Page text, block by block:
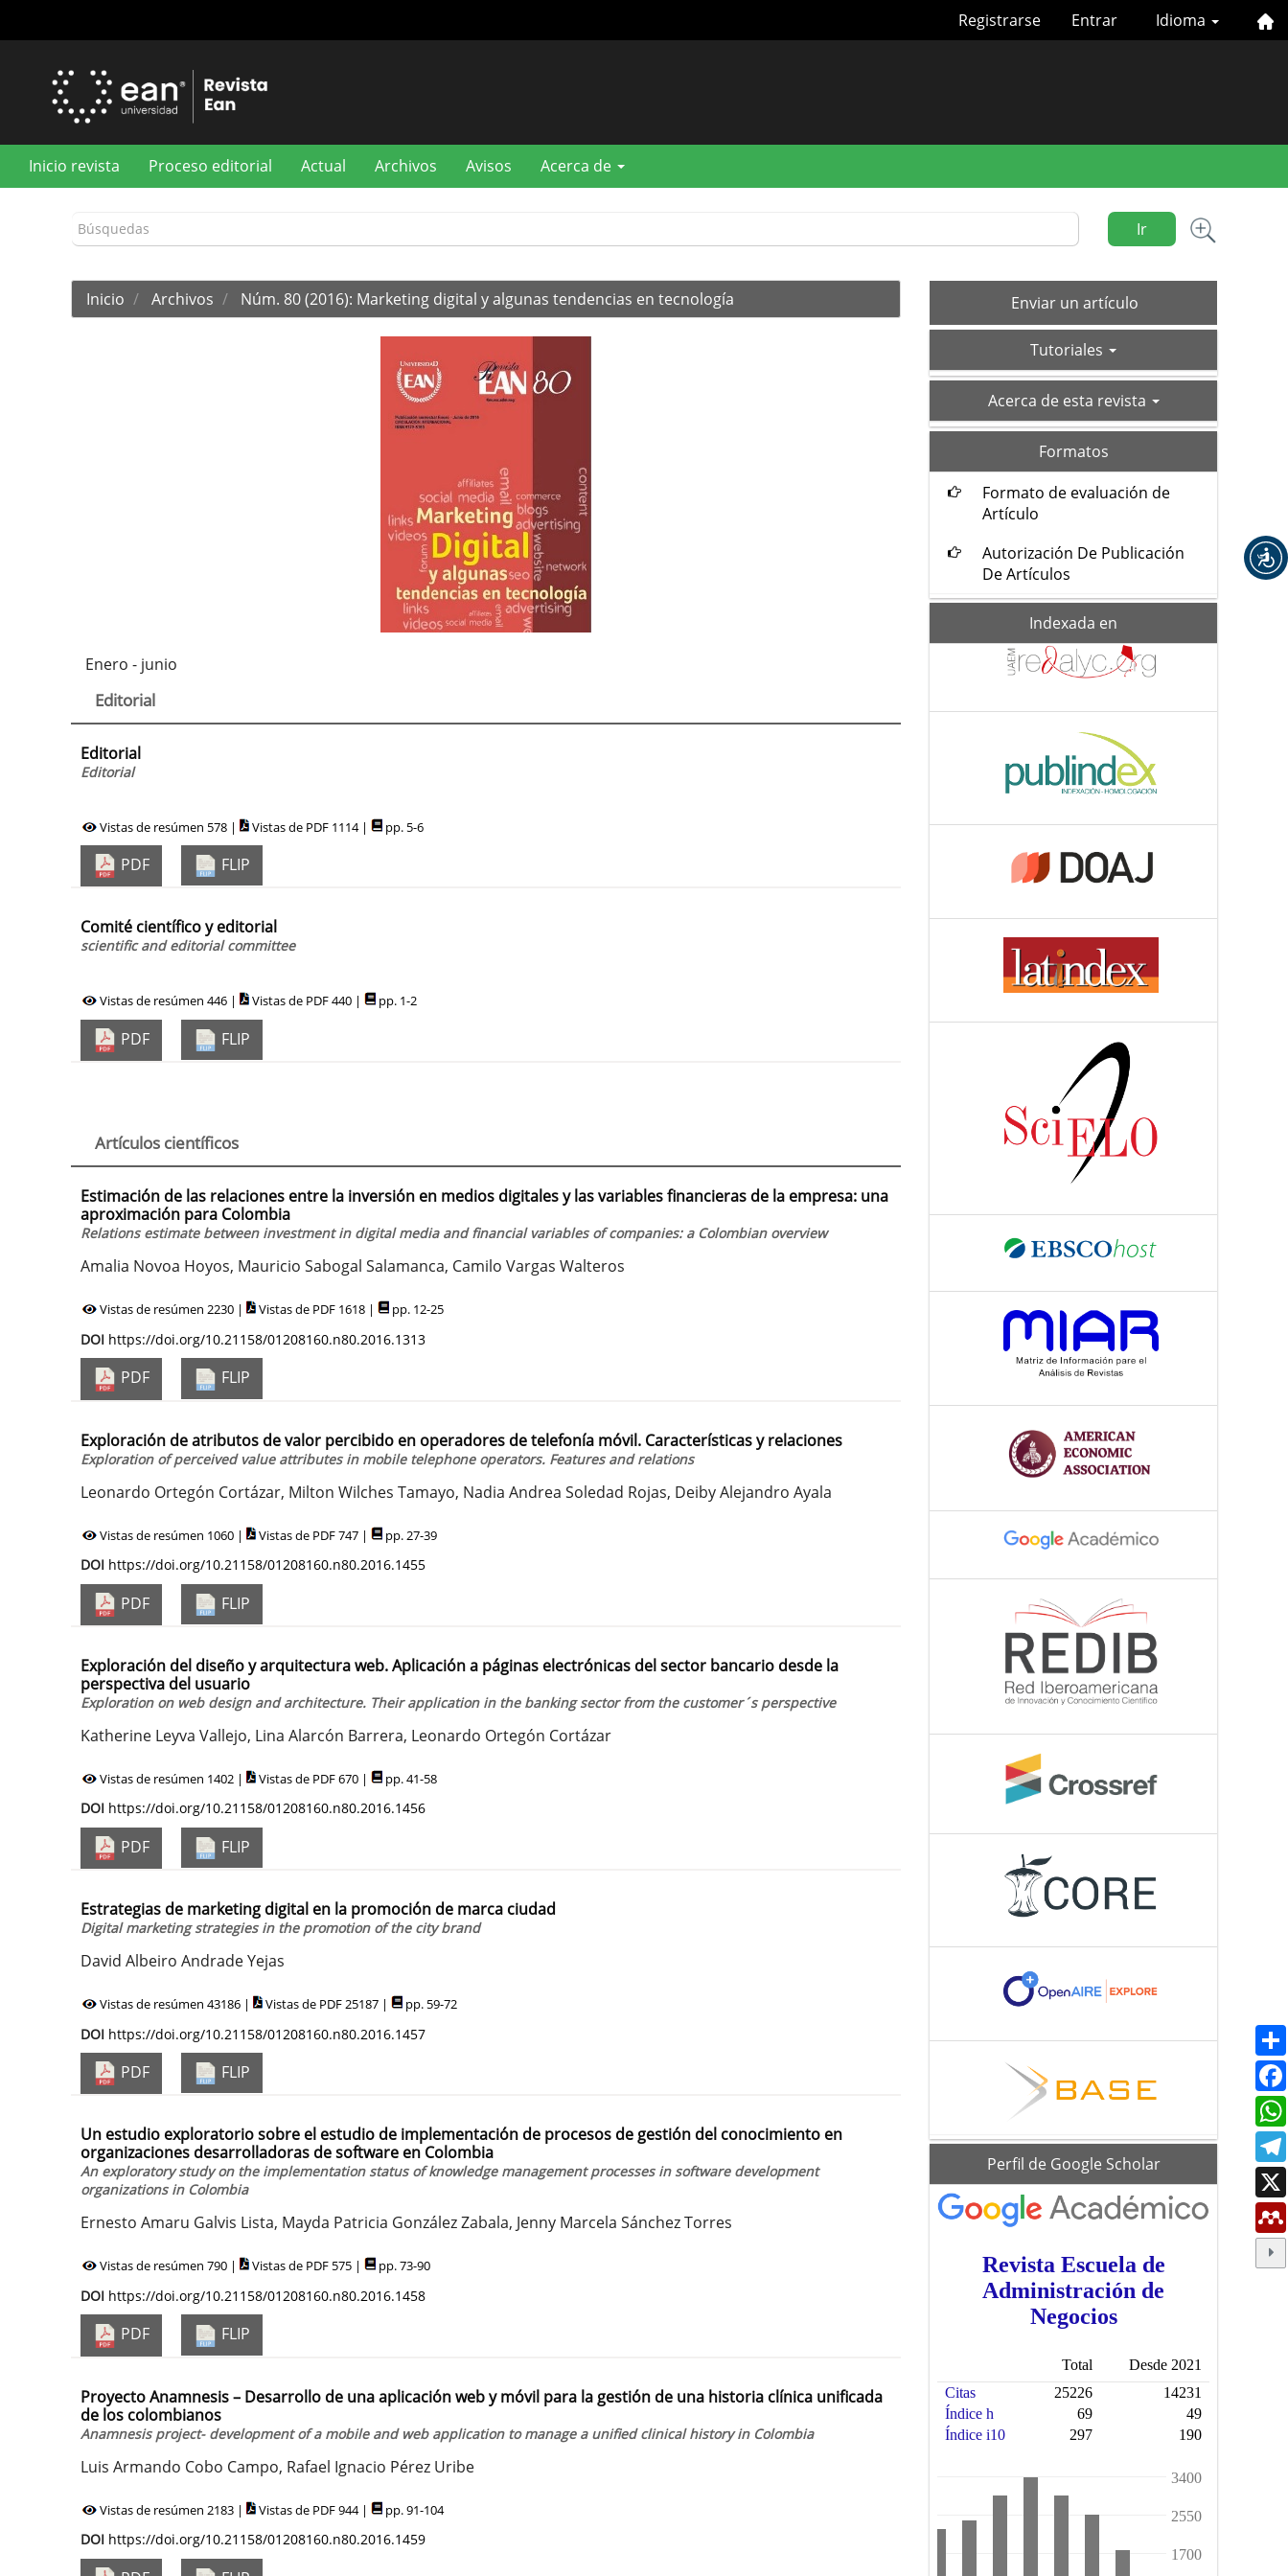
principal
Idioma
Registrarse Entrar
Inicio revista Proceso editorial Actual Archivos Avisos Acerca de
Ir
Inicio Archivos Núm. 80 (2016): Marketing digital y algunas tendencias en tecnología
Enero - junio
Editorial
Editorial
Editorial
Vistas de resúmen 578 | Vistas de PDF 1114 | pp. 5-6
PDF FLIP
Comité científico y editorial
scientific and editorial committee
Vistas de resúmen 446 | Vistas de PDF 440 | pp. 1-2
PDF FLIP
Artículos científicos
Estimación de las relaciones entre la inversión en medios digitales y las variables financieras de la empresa: una
aproximación para Colombia
Relations estimate between investment in digital media and financial variables of companies: a Colombian overview
Amalia Novoa Hoyos, Mauricio Sabogal Salamanca, Camilo Vargas Walteros
Vistas de resúmen 2230 | Vistas de PDF 1618 | pp. 12-25
DOI https://doi.org/10.21158/01208160.n80.2016.1313
PDF FLIP
Exploración de atributos de valor percibido en operadores de telefonía móvil. Características y relaciones
Exploration of perceived value attributes in mobile telephone operators. Features and relations
Leonardo Ortegón Cortázar, Milton Wilches Tamayo, Nadia Andrea Soledad Rojas, Deiby Alejandro Ayala
Vistas de resúmen 1060 | Vistas de PDF 747 | pp. 27-39
DOI https://doi.org/10.21158/01208160.n80.2016.1455
PDF FLIP
Exploración del diseño y arquitectura web. Aplicación a páginas electrónicas del sector bancario desde la
perspectiva del usuario
Exploration on web design and architecture. Their application in the banking sector from the customer´s perspective
Katherine Leyva Vallejo, Lina Alarcón Barrera, Leonardo Ortegón Cortázar
Vistas de resúmen 1402 | Vistas de PDF 670 | pp. 41-58
DOI https://doi.org/10.21158/01208160.n80.2016.1456
PDF FLIP
Estrategias de marketing digital en la promoción de marca ciudad
Digital marketing strategies in the promotion of the city brand
David Albeiro Andrade Yejas
Vistas de resúmen 43186 | Vistas de PDF 25187 | pp. 59-72
DOI https://doi.org/10.21158/01208160.n80.2016.1457
PDF FLIP
Un estudio exploratorio sobre el estudio de implementación de procesos de gestión del conocimiento en
organizaciones desarrolladoras de software en Colombia
An exploratory study on the implementation status of knowledge management processes in software development
organizations in Colombia
Ernesto Amaru Galvis Lista, Mayda Patricia González Zabala, Jenny Marcela Sánchez Torres
Vistas de resúmen 790 | Vistas de PDF 575 | pp. 73-90
DOI https://doi.org/10.21158/01208160.n80.2016.1458
PDF FLIP
Proyecto Anamnesis – Desarrollo de una aplicación web y móvil para la gestión de una historia clínica unificada
de los colombianos
Anamnesis project- development of a mobile and web application to manage a unified clinical history in Colombia
Luis Armando Cobo Campo, Rafael Ignacio Pérez Uribe
Vistas de resúmen 2183 | Vistas de PDF 944 | pp. 91-104
DOI https://doi.org/10.21158/01208160.n80.2016.1459
Enviar
un
Enviar un artículo
Tutoriales
acerca-Acerca de esta revista
Formatos
Formato de evaluación de
Artículo
Autorización De Publicación
De Artículos
Indexada en
scholarPerfil de Google Scholar